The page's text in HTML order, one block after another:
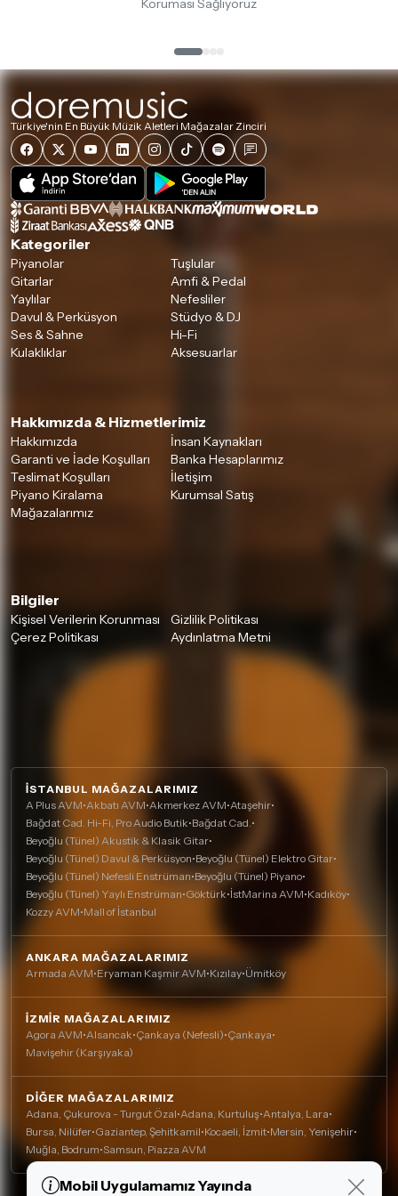
Koruması Sağlıyoruz
Türkiye'nin En Büyük Müzik Aletleri Mağazalar Zinciri
Kategoriler
Piyanolar
Tuşlular
Gitarlar
Amfi & Pedal
Yaylılar
Nefesliler
Davul & Perküsyon
Stüdyo & DJ
Ses & Sahne
Hi-Fi
Kulaklıklar
Aksesuarlar
Hakkımızda & Hizmetlerimiz
Hakkımızda
İnsan Kaynakları
Garanti ve İade Koşulları
Banka Hesaplarımız
Teslimat Koşulları
İletişim
Piyano Kiralama
Kurumsal Satış
Mağazalarımız
Bilgiler
Kişisel Verilerin Korunması
Gizlilik Politikası
Çerez Politikası
Aydınlatma Metni
İSTANBUL MAĞAZALARIMIZ
A Plus AVM•Akbatı AVM•Akmerkez AVM•Ataşehir•
Bağdat Cad. Hi-Fi, Pro Audio Butik•Bağdat Cad.•
Beyoğlu (Tünel) Akustik & Klasik Gitar•
Beyoğlu (Tünel) Davul & Perküsyon•Beyoğlu (Tünel) Elektro Gitar•
Beyoğlu (Tünel) Nefesli Enstrüman•Beyoğlu (Tünel) Piyano•
Beyoğlu (Tünel) Yaylı Enstrüman•Göktürk•İstMarina AVM•Kadıköy•
Kozzy AVM•Mall of İstanbul
ANKARA MAĞAZALARIMIZ
Armada AVM•Eryaman Kaşmir AVM•Kızılay•Ümitköy
İZMIR MAĞAZALARIMIZ
Agora AVM•Alsancak•Çankaya (Nefesli)•Çankaya•
Mavişehir (Karşıyaka)
DIĞER MAĞAZALARIMIZ
Adana, Çukurova - Turgut Özal•Adana, Kurtuluş•Antalya, Lara•
Bursa, Nilüfer•Gaziantep, Şehitkamil•Kocaeli, İzmit•Mersin, Yenişehir•
Muğla, Bodrum•Samsun, Piazza AVM
Çerez Kullanımı
Mobil Uygulamamız Yayında